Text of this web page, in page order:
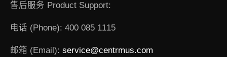
售后服务 Product Support:
电话 (Phone): 400 085 1115
邮箱 (Email): service@centrmus.com